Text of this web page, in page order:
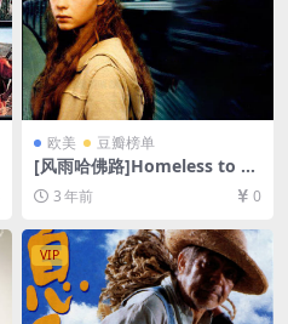
欧美 豆瓣榜单
[风雨哈佛路]Homeless to H
arvard: The Liz Murray Stor
y (2003)[百度网盘+夸克网盘1
080P超清资源][网盘在线播
放/下载][MP4/5.7GB][中英字
幕]
3 年前 0
VIP